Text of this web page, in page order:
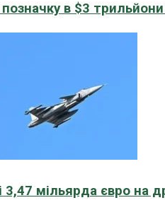
в $3 трильйони
3,47 мільярда євро на